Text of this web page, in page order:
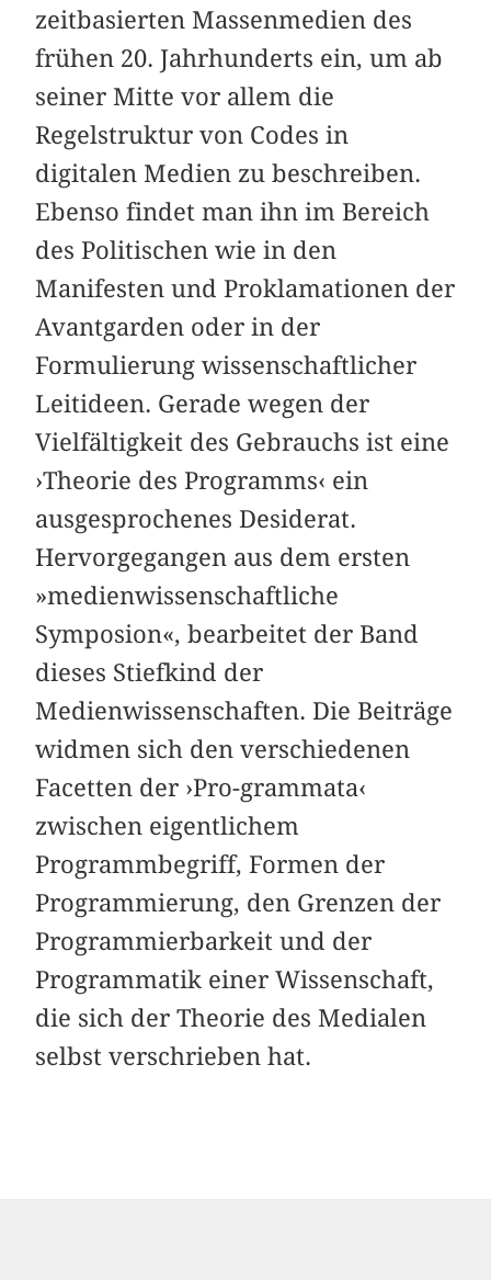
zeitbasierten Massenmedien des
frühen 20. Jahrhunderts ein, um ab
seiner Mitte vor allem die
Regelstruktur von Codes in
digitalen Medien zu beschreiben.
Ebenso findet man ihn im Bereich
des Politischen wie in den
Manifesten und Proklamationen der
Avantgarden oder in der
Formulierung wissenschaftlicher
Leitideen. Gerade wegen der
Vielfältigkeit des Gebrauchs ist eine
›Theorie des Programms‹ ein
ausgesprochenes Desiderat.
Hervorgegangen aus dem ersten
»medienwissenschaftliche
Symposion«, bearbeitet der Band
dieses Stiefkind der
Medienwissenschaften. Die Beiträge
widmen sich den verschiedenen
Facetten der ›Pro-grammata‹
zwischen eigentlichem
Programmbegriff, Formen der
Programmierung, den Grenzen der
Programmierbarkeit und der
Programmatik einer Wissenschaft,
die sich der Theorie des Medialen
selbst verschrieben hat.